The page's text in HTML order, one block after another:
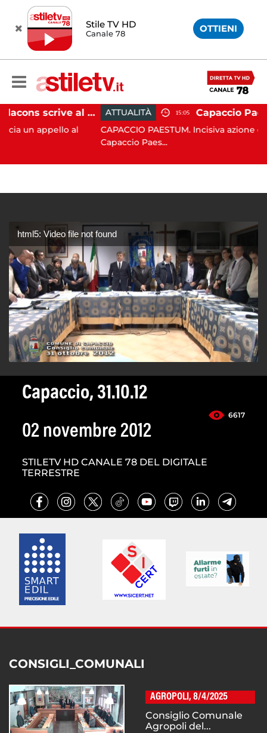
Stile TV HD
Canale 78 OTTIENI
Paestum, Codacons scrive al ministro Giuli: "Rilanciare scavi dell'Anfiteatro nell'area archeologica"
al
ATTUALITÀ 15:05
CAPACCIO PAESTUM. Incisiva azione del
Capaccio Paes...
html5: Video file not found
Capaccio, 31.10.12
6617
02 novembre 2012
STILETV HD CANALE 78 DEL DIGITALE
TERRESTRE
CONSIGLI_COMUNALI
AGROPOLI, 8/4/2025
Consiglio Comunale
Agropoli del...